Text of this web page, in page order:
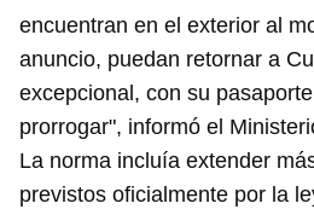
encuentran en el exterior al
anuncio, puedan retornar a
excepcional, con su
prorrogar", informó el
La norma incluía extender
previstos oficialmente por la